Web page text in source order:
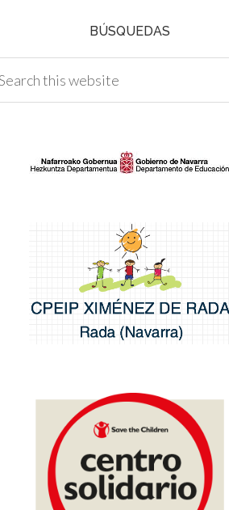
BÚSQUEDAS